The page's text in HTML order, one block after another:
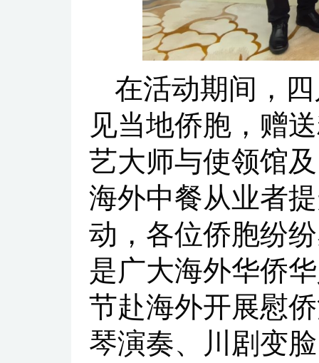
在活动期间，
见当地侨胞，赠
艺大师与使领馆
海外中餐从业者
动，各位侨胞纷
是广大海外华侨
节赴海外开展慰
琴演奏、川剧变